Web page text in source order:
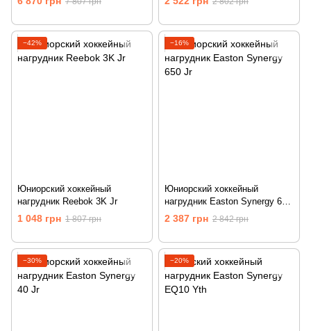
−42%
Юниорский хоккейный
нагрудник Reebok 3K Jr
1 048 грн 1 807 грн
−16%
Юниорский хоккейный
нагрудник Easton Synergy 650
Jr
2 387 грн 2 842 грн
−30% −20%